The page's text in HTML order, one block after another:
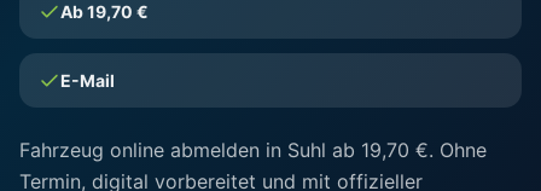
Ab 19,70 €
E-Mail
Fahrzeug online abmelden in Suhl ab 19,70 €. Ohne
Termin, digital vorbereitet und mit offizieller